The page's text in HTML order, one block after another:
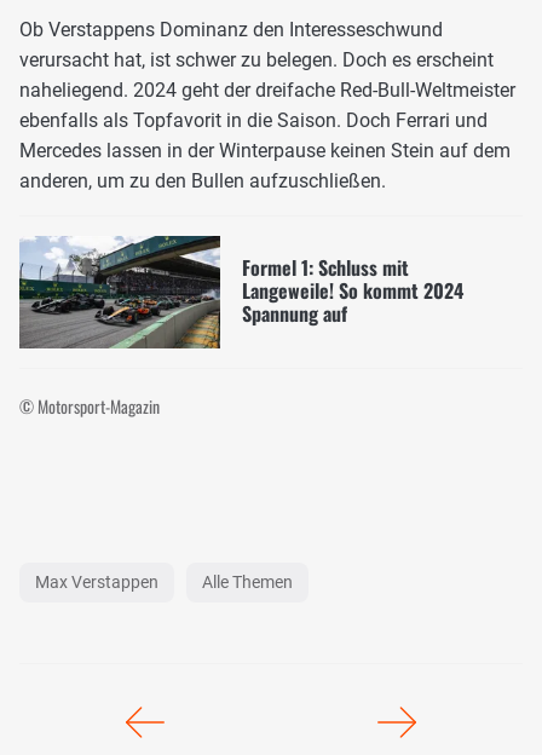
Ob Verstappens Dominanz den Interesseschwund
verursacht hat, ist schwer zu belegen. Doch es erscheint
naheliegend. 2024 geht der dreifache Red-Bull-Weltmeister
ebenfalls als Topfavorit in die Saison. Doch Ferrari und
Mercedes lassen in der Winterpause keinen Stein auf dem
anderen, um zu den Bullen aufzuschließen.
Formel 1: Schluss mit
Langeweile! So kommt 2024
Spannung auf
© Motorsport-Magazin
Max Verstappen Alle Themen